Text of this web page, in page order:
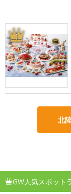
1
北
GW人気スポット